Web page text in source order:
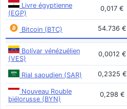
Livre égyptienne
(EGP)
0,017 €
Bitcoin (BTC) 54.736 €
Bolívar vénézuélien
(VES)
0,0012 €
Rial saoudien (SAR) 0,2325 €
Nouveau Rouble
biélorusse (BYN)
0,298 €